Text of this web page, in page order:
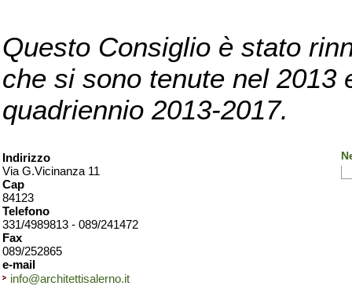
Questo Consiglio è stato
che si sono tenute nel 2013
quadriennio 2013-2017.
Indirizzo
Via G.Vicinanza 11
Cap
84123
Telefono
331/4989813 - 089/241472
Fax
089/252865
e-mail
info@architettisalerno.it